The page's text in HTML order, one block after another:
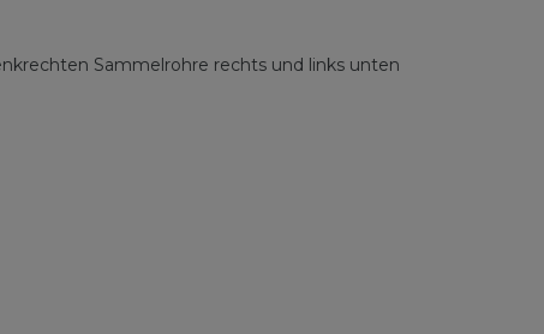
Sammelrohre rechts und links unten